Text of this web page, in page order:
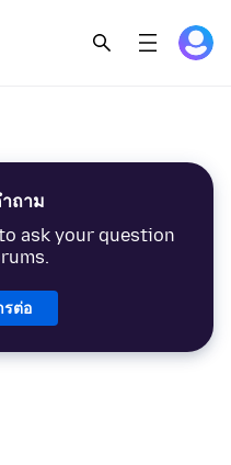
ถาม
ask your question
รต่อ